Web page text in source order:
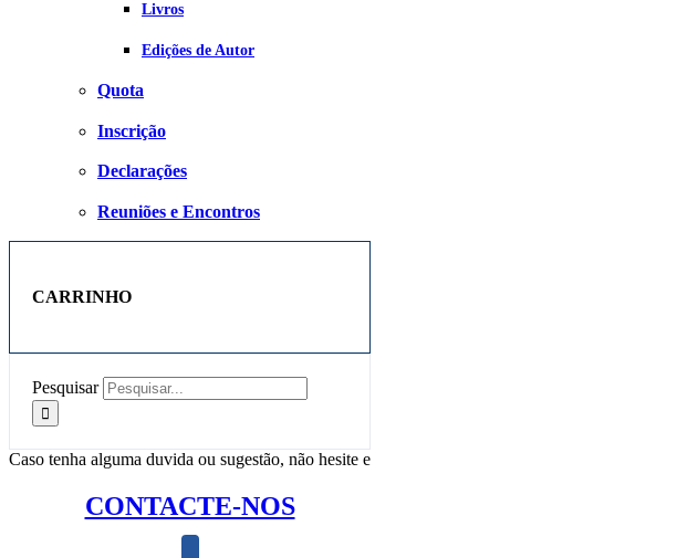
Livros
Edições de Autor
Quota
Inscrição
Declarações
Reuniões e Encontros
CARRINHO
Pesquisar
Caso tenha alguma duvida ou sugestão, não hesite e
CONTACTE-NOS